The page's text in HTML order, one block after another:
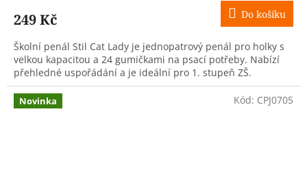
249 Kč Do košíku
Školní penál Stil Cat Lady je jednopatrový penál pro holky s
velkou kapacitou a 24 gumičkami na psací potřeby. Nabízí
přehledné uspořádání a je ideální pro 1. stupeň ZŠ.
Novinka Kód: CPJ0705